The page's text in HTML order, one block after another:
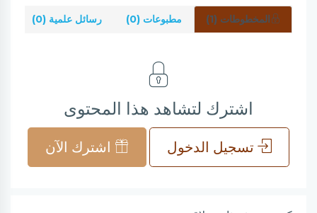
المخطوطات (1) مطبوعات (0) رسائل علمية (0)
اشترك لتشاهد هذا المحتوى
تسجيل الدخول اشترك الآن